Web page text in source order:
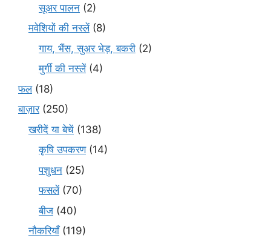
सूअर पालन (2)
मवेशियों की नस्लें(8)
गाय, भैंस, सुअर भेड़, बकरी (2)
मुर्गी की नस्लें(4)
फल(18)
बाज़ार(250)
खरीदें या बेचें (138)
कृषि उपकरण(14)
पशुधन (25)
फसलें(70)
बीज (40)
नौकरियाँ(119)